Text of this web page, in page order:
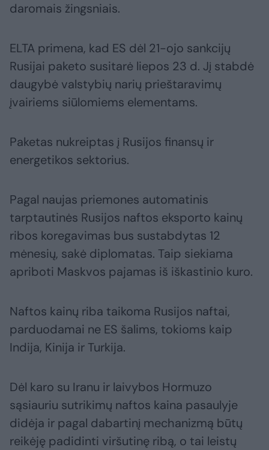
daromais žingsniais.
ELTA primena, kad ES dėl 21-ojo sankcijų
Rusijai paketo susitarė liepos 23 d. Jį stabdė
daugybė valstybių narių prieštaravimų
įvairiems siūlomiems elementams.
Paketas nukreiptas į Rusijos finansų ir
energetikos sektorius.
Pagal naujas priemones automatinis
tarptautinės Rusijos naftos eksporto kainų
ribos koregavimas bus sustabdytas 12
mėnesių, sakė diplomatas. Taip siekiama
apriboti Maskvos pajamas iš iškastinio kuro.
Naftos kainų riba taikoma Rusijos naftai,
parduodamai ne ES šalims, tokioms kaip
Indija, Kinija ir Turkija.
Dėl karo su Iranu ir laivybos Hormuzo
sąsiauriu sutrikimų naftos kaina pasaulyje
didėja ir pagal dabartinį mechanizmą būtų
reikėję padidinti viršutinę ribą, o tai leistų